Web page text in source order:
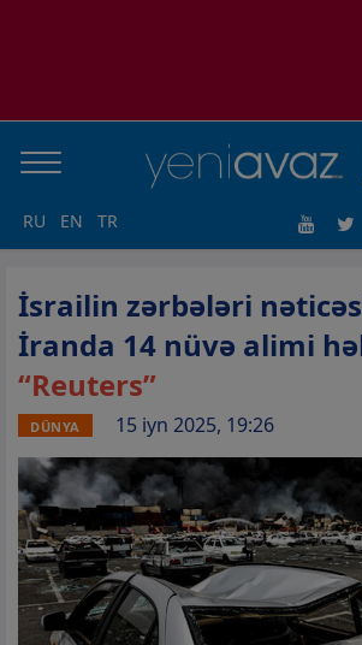
RU EN TR
İsrailin zərbələri
İranda 14 nüvə alimi
“Reuters”
DÜNYA 15 iyn 2025, 19:26